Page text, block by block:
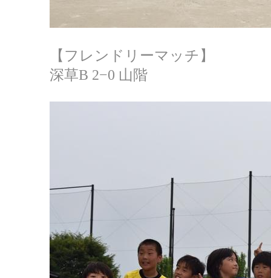
【フレンドリーマッチ】
深草B 2−0 山階